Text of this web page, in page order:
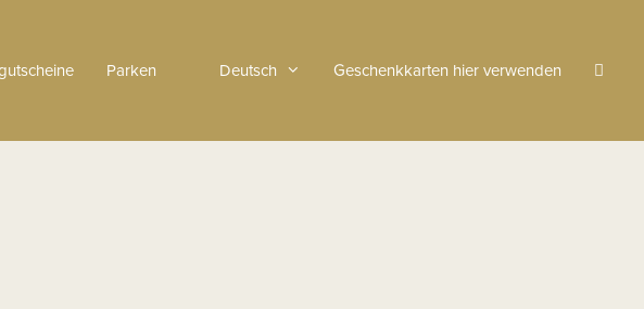
Parken Deutsch Geschenkkarten hier verwenden